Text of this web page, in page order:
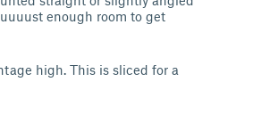
enough room to get
high. This is sliced for a